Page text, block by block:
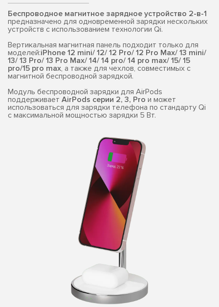
Беспроводное магнитное зарядное устройство 2-в-1
предназначено для одновременной зарядки нескольких
устройств с использованием технологии Qi.
Вертикальная магнитная панель подходит только для
моделей:iPhone 12 mini/ 12/ 12 Pro/ 12 Pro Max/ 13 mini/
13/ 13 Pro/ 13 Pro Max/ 14/ 14 pro/ 14 pro max/ 15/ 15
pro/15 pro max, а также для чехлов, совместимых с
магнитной беспроводной зарядкой.
Модуль беспроводной зарядки для AirPods
поддерживает AirPods серии 2, 3, Pro и может
использоваться для зарядки телефона по стандарту Qi
с максимальной мощностью зарядки 5 Вт.